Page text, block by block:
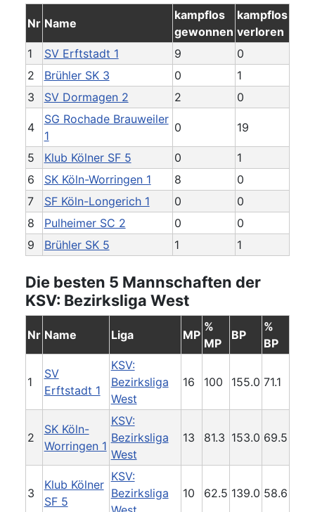
Nr Name
kampflos
gewonnen
kampflos
verloren
1
SV Erftstadt 1 9
0
2
Brühler SK 3 0
1
3
SV Dormagen 2 2 0
4
SG Rochade Brauweiler
1
0 19
5 Klub Kölner SF 5 0
1
6
SK Köln-Worringen 1 8
0
7
SF Köln-Longerich 1 0
0
8
Pulheimer SC 2 0
0
9
Brühler SK 5 1 1
Die besten 5 Mannschaften der
KSV: Bezirksliga West
Nr Name Liga MP
%
MP
BP
%
BP
1
SV
Erftstadt 1
KSV:
Bezirksliga
West
16 100 155.0 71.1
2
SK Köln-
Worringen 1
KSV:
Bezirksliga
West
13 81.3 153.0 69.5
3
Klub Kölner
SF 5
KSV:
Bezirksliga
10 62.5 139.0 58.6